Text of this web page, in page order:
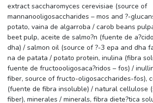
extract saccharomyces cerevisiae (source of
mannanooligosaccharides – mos and ?-
potato, vaina de algarroba / carob beans
beet pulp, aceite de salmo?n (fuente de
dha) / salmon oil (source of ?-3 epa and dha
na de patata / potato protein, inulina (fibra
fuente de fructoooligosaca?ridos – fos) /
fiber, source of fructo-oligosaccharides-fos),
(fuente de fibra insoluble) / natural cellulose
fiber), minerales / minerals, fibra diete?tica